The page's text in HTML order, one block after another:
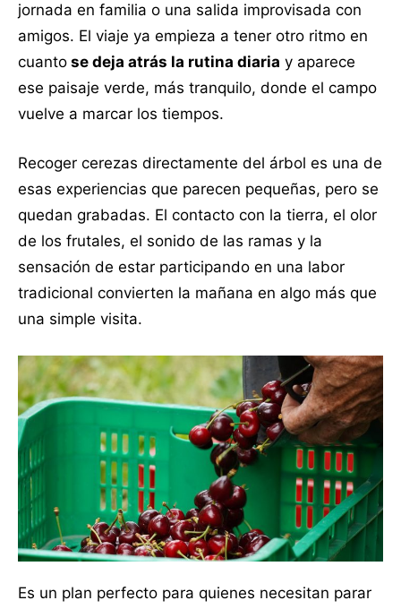
jornada en familia o una salida improvisada con
amigos. El viaje ya empieza a tener otro ritmo en
cuanto se deja atrás la rutina diaria y aparece
ese paisaje verde, más tranquilo, donde el campo
vuelve a marcar los tiempos.
Recoger cerezas directamente del árbol es una de
esas experiencias que parecen pequeñas, pero se
quedan grabadas. El contacto con la tierra, el olor
de los frutales, el sonido de las ramas y la
sensación de estar participando en una labor
tradicional convierten la mañana en algo más que
una simple visita.
Es un plan perfecto para quienes necesitan parar